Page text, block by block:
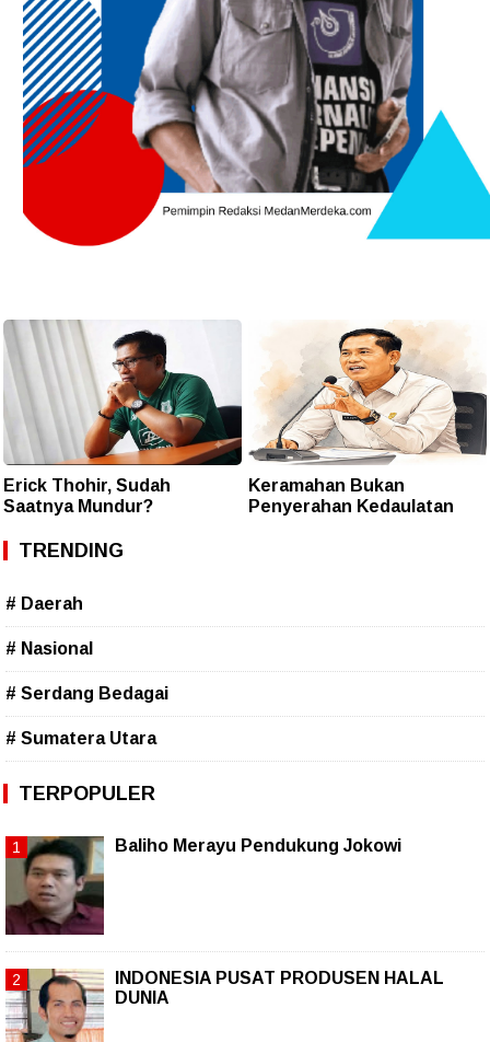
Erick Thohir, Sudah
Saatnya Mundur?
Keramahan Bukan
Penyerahan Kedaulatan
TRENDING
# Daerah
# Nasional
# Serdang Bedagai
# Sumatera Utara
TERPOPULER
Baliho Merayu Pendukung Jokowi
INDONESIA PUSAT PRODUSEN HALAL
DUNIA